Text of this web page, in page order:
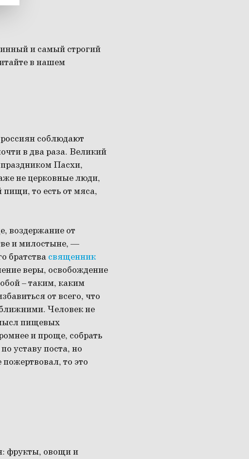
и самый строгий
в нашем
соблюдают
в два раза. Великий
Пасхи,
не церковные люди,
пищи, то есть от мяса,
воздержание от
и милостыне, —
братства священник
веры, освобождение
– таким, каким
от всего, что
Человек не
пищевых
и проще, собрать
уставу поста, но
то это
фрукты, овощи и